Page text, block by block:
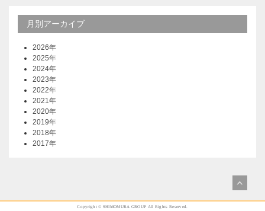
月別アーカイブ
2026年
2025年
2024年
2023年
2022年
2021年
2020年
2019年
2018年
2017年
Copyright © SHIMOMURA GROUP All Rights Reserved.